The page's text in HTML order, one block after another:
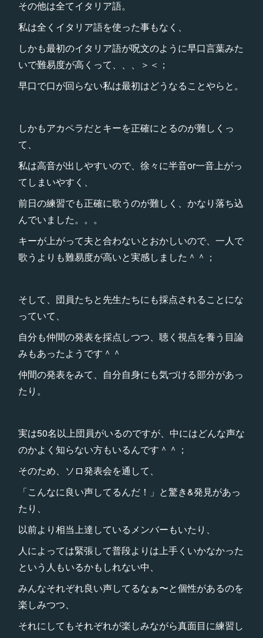
その他は全てイタリア語。
私は全くイタリア語を使った事もなく、
しかも最初のイタリア語が呪文のように早口言葉みた
いで難易度が高くって、、、＞＜；
早口で口が回らない私は最初はどうなることやらと。
しかもアカペラだとキーを正確にとるのが難しくっ
て、
私は高音が出しやすいので、徐々に半音or一音上がっ
てしまいやすく、
前日の練習でも正確に歌うのが難しく、かなり落ち込
んでいました。。。
キーが上がって夫と合わないとおかしいので、一人で
歌うよりも難易度が高いと実感しました＾＾；
そして、団員たちと先生たちにも採点されることにな
っていて、
自分も仲間の発表を採点しつつ、聴く視点を養う目論
みもあったようです＾＾
仲間の発表をみて、自分自身にも気づける部分があっ
たり。
実は50名以上団員がいるのですが、中にはどんな声な
のかよく知らない方もいるんです＾＾；
そのため、ソロ発表会を通して、
「こんなに良い声してるんだ！」と驚き&発見があっ
たり、
以前より相当上達しているメンバーもいたり、
人によっては緊張して普段よりは上手くいかなかった
という人もいるかもしれない中、
みんなそれぞれ良い声してるなぁ〜と個性があるのを
楽しみつつ、
それにしてもそれぞれが楽しみながら真面目に練習し